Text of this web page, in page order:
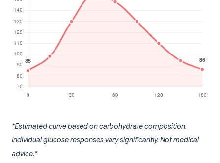
*Estimated curve based on carbohydrate composition.
Individual glucose responses vary significantly. Not medical
advice.*